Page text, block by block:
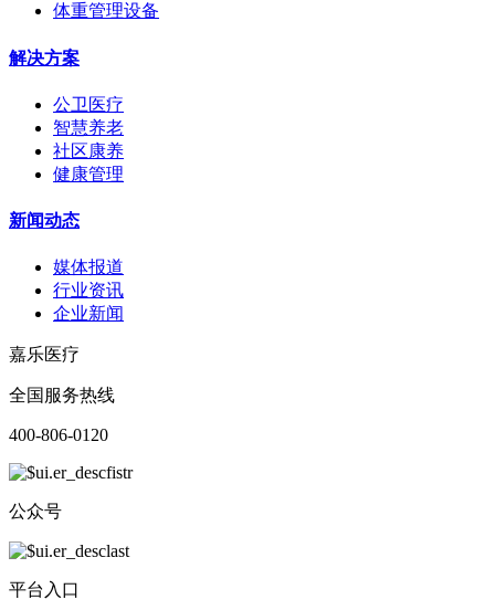
体重管理设备
解决方案
公卫医疗
智慧养老
社区康养
健康管理
新闻动态
媒体报道
行业资讯
企业新闻
嘉乐医疗
全国服务热线
400-806-0120
公众号
平台入口